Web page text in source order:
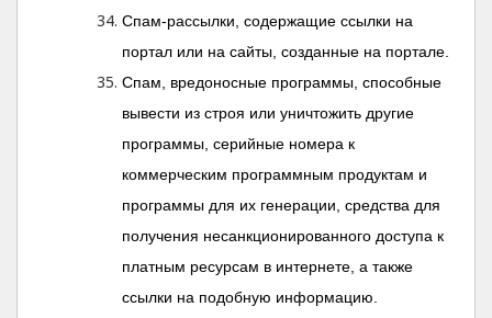
Спам-рассылки, содержащие ссылки на
портал или на сайты, созданные на портале.
Спам, вредоносные программы, способные
вывести из строя или уничтожить другие
программы, серийные номера к
коммерческим программным продуктам и
программы для их генерации, средства для
получения несанкционированного доступа к
платным ресурсам в интернете, а также
ссылки на подобную информацию.